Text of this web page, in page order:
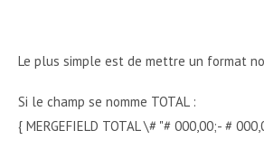
Le plus simple est de mettre un format
Si le champ se nomme TOTAL :
{ MERGEFIELD TOTAL \# "# 000,00;- #